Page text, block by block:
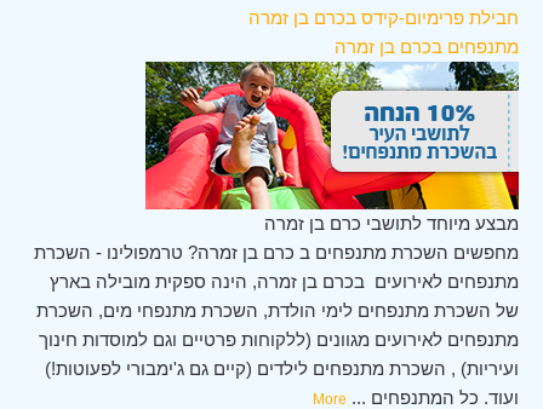
חבילת פרימיום-קידס בכרם בן זמרה
מתנפחים בכרם בן זמרה
מבצע מיוחד לתושבי כרם בן זמרה
מחפשים השכרת מתנפחים ב כרם בן זמרה? טרמפולינו - השכרת
מתנפחים לאירועים בכרם בן זמרה, הינה ספקית מובילה בארץ
של השכרת מתנפחים לימי הולדת, השכרת מתנפחי מים, השכרת
מתנפחים לאירועים מגוונים (ללקוחות פרטיים וגם למוסדות חינוך
ועיריות) , השכרת מתנפחים לילדים (קיים גם ג'ימבורי לפעוטות!)
ועוד. כל המתנפחים ...
More